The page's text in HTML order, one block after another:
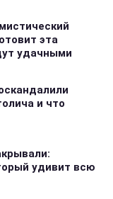
эта
удачными
и что
удивит всю